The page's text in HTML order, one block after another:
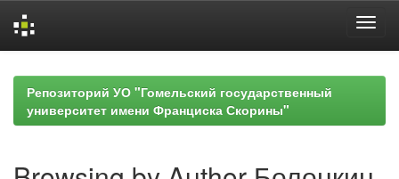
navigationРепозиторий УО "Гомельский государственный
университет имени Франциска Скорины"